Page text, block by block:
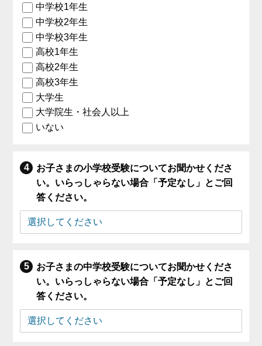
中学校1年生
中学校2年生
中学校3年生
高校1年生
高校2年生
高校3年生
大学生
大学院生・社会人以上
いない
お子さまの小学校受験についてお聞かせくださ
い。いらっしゃらない場合「予定なし」とご回
答ください。
お子さまの中学校受験についてお聞かせくださ
い。いらっしゃらない場合「予定なし」とご回
答ください。